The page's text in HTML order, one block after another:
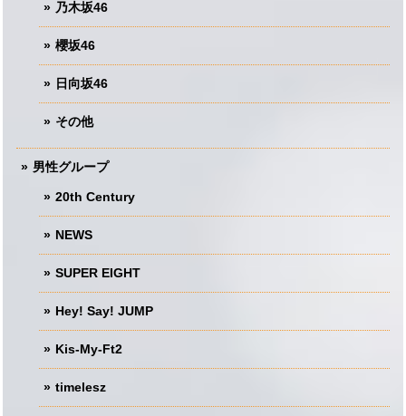
乃木坂46
櫻坂46
日向坂46
その他
男性グループ
20th Century
NEWS
SUPER EIGHT
Hey! Say! JUMP
Kis-My-Ft2
timelesz